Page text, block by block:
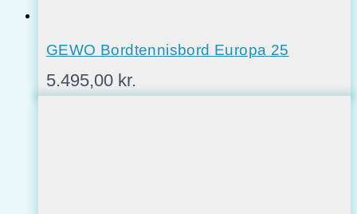
GEWO Bordtennisbord Europa 25
5.495,00 kr.